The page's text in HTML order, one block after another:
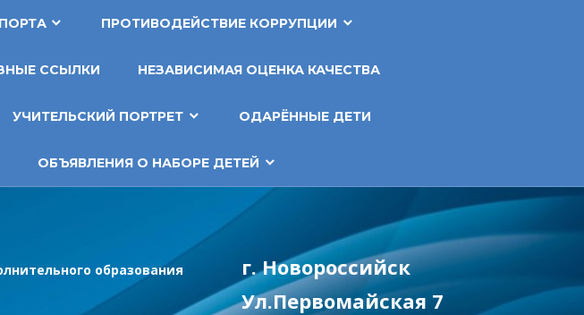
ПРОТИВОДЕЙСТВИЕ КОРРУПЦИИ
ССЫЛКИ НЕЗАВИСИМАЯ ОЦЕНКА КАЧЕСТВА
УЧИТЕЛЬСКИЙ ПОРТРЕТ ОДАРЁННЫЕ ДЕТИ
ОБЪЯВЛЕНИЯ О НАБОРЕ ДЕТЕЙ
образования
г. Новороссийск
Ул.Первомайская 7